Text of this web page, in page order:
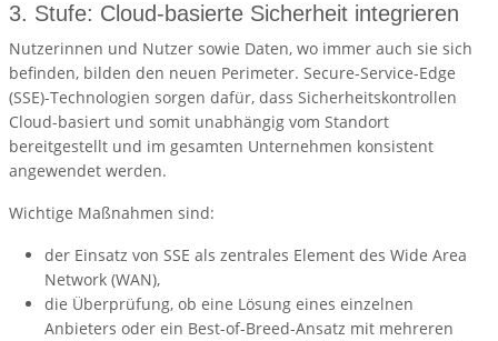
3. Stufe: Cloud-basierte Sicherheit integrieren
Nutzerinnen und Nutzer sowie Daten, wo immer auch sie sich
befinden, bilden den neuen Perimeter. Secure-Service-Edge
(SSE)-Technologien sorgen dafür, dass Sicherheitskontrollen
Cloud-basiert und somit unabhängig vom Standort
bereitgestellt und im gesamten Unternehmen konsistent
angewendet werden.
Wichtige Maßnahmen sind:
der Einsatz von SSE als zentrales Element des Wide Area
Network (WAN),
die Überprüfung, ob eine Lösung eines einzelnen
Anbieters oder ein Best-of-Breed-Ansatz mit mehreren